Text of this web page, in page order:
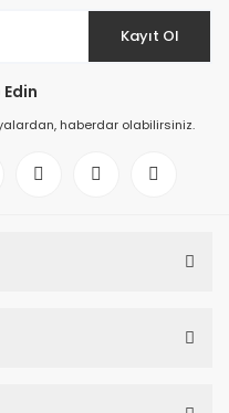
Kayıt Ol
haberdar olabilirsiniz.